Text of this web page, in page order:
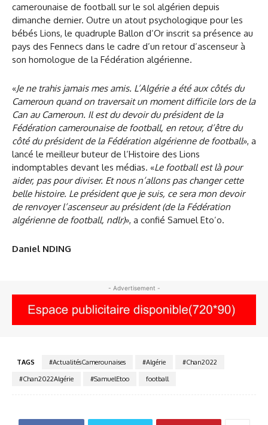
camerounaise de football sur le sol algérien depuis
dimanche dernier. Outre un atout psychologique pour les
bébés Lions, le quadruple Ballon d’Or inscrit sa présence au
pays des Fennecs dans le cadre d’un retour d’ascenseur à
son homologue de la Fédération algérienne.
«Je ne trahis jamais mes amis. L’Algérie a été aux côtés du
Cameroun quand on traversait un moment difficile lors de la
Can au Cameroun. Il est du devoir du président de la
Fédération camerounaise de football, en retour, d’être du
côté du président de la Fédération algérienne de football», a
lancé le meilleur buteur de l’Histoire des Lions
indomptables devant les médias. «Le football est là pour
aider, pas pour diviser. Et nous n’allons pas changer cette
belle histoire. Le président que je suis, ce sera mon devoir
de renvoyer l’ascenseur au président (de la Fédération
algérienne de football, ndlr)», a confié Samuel Eto’o.
Daniel NDING
- Advertisement -
TAGS #ActualitésCamerounaises #Algérie
#Chan2022
#Chan2022Algérie
#SamuelEtoo football